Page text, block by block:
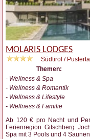
MOLARIS LODGES
Südtirol /
Themen:
- Wellness & Spa
- Wellness & Romantik
- Wellness & Lifestyle
- Wellness & Familie
Ab 120 € pro Nacht und
Ferienregion Gitschberg
Spa mit 3 Pools und 4